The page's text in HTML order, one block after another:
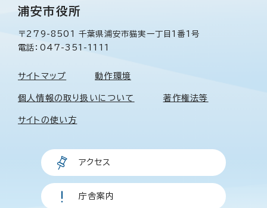
浦安市役所
〒279-8501 千葉県浦安市猫実一丁目1番1号
電話：047-351-1111
サイトマップ 動作環境
個人情報の取り扱いについて 著作権法等
サイトの使い方
アクセス
庁舎案内